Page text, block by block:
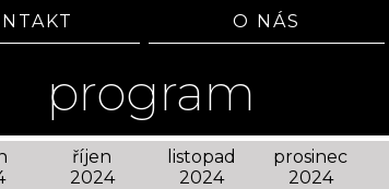
O NÁS
program
říjen
2024
listopad
2024
prosinec
2024